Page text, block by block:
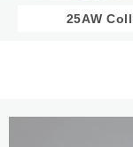
25AW